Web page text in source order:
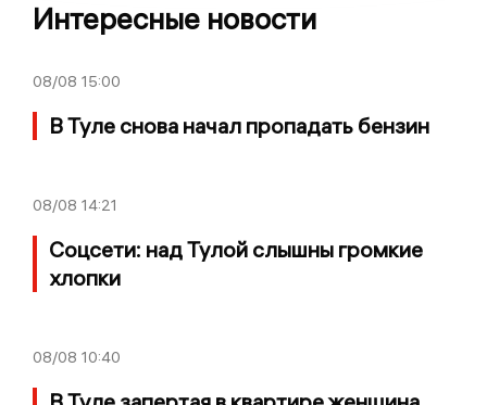
Интересные новости
08/08 15:00
В Туле снова начал пропадать бензин
08/08 14:21
Соцсети: над Тулой слышны громкие
хлопки
08/08 10:40